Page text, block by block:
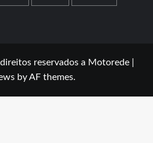
reservados a Motorede
by AF themes.